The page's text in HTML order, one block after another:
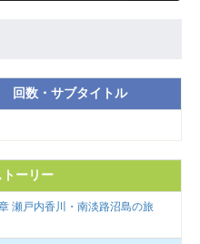
回数・サブタイトル
ーリー
瀬戸内香川・南淡路沼島の旅